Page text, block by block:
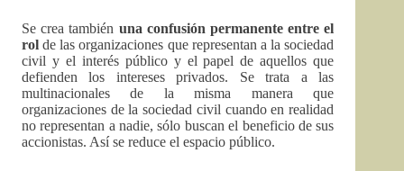
Se crea también una confusión permanente entre el
rolde las organizaciones que representan a la sociedad
civil y el interés público y el papel de aquellos que
defienden los intereses privados. Se trata a las
multinacionales de la misma manera que
organizaciones de la sociedad civil cuando en realidad
no representan a nadie, sólo buscan el beneficio de sus
accionistas. Así se reduce el espacio público.